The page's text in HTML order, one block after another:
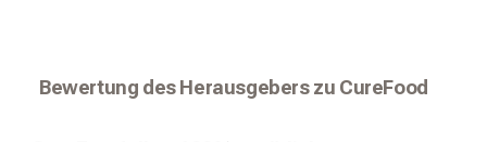
Bewertung des Herausgebers zu CureFood